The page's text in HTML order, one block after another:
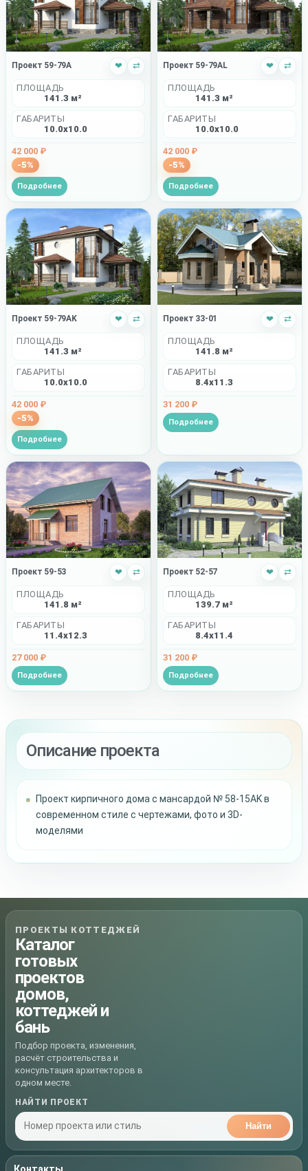
Проект 59-79A ❤ ⇄
ПЛОЩАДЬ
141.3 м²
ГАБАРИТЫ
10.0x10.0
42 000 ₽
-5%
Подробнее
Проект 59-79AL ❤ ⇄
ПЛОЩАДЬ
141.3 м²
ГАБАРИТЫ
10.0x10.0
42 000 ₽
-5%
Подробнее
Проект 59-79AK ❤ ⇄
ПЛОЩАДЬ
141.3 м²
ГАБАРИТЫ
10.0x10.0
42 000 ₽
-5%
Подробнее
Проект 33-01 ❤ ⇄
ПЛОЩАДЬ
141.8 м²
ГАБАРИТЫ
8.4x11.3
31 200 ₽
Подробнее
Проект 59-53 ❤ ⇄
ПЛОЩАДЬ
141.8 м²
ГАБАРИТЫ
11.4x12.3
27 000 ₽
Подробнее
Проект 52-57 ❤ ⇄
ПЛОЩАДЬ
139.7 м²
ГАБАРИТЫ
8.4x11.4
31 200 ₽
Подробнее
Описание проекта
Проект кирпичного дома с мансардой № 58-15AK в
современном стиле с чертежами, фото и 3D-
моделями
ПРОЕКТЫ КОТТЕДЖЕЙ
Каталог
готовых
проектов
домов,
коттеджей и
бань
Подбор проекта, изменения,
расчёт строительства и
консультация архитекторов в
одном месте.
НАЙТИ ПРОЕКТ
Найти
Контакты